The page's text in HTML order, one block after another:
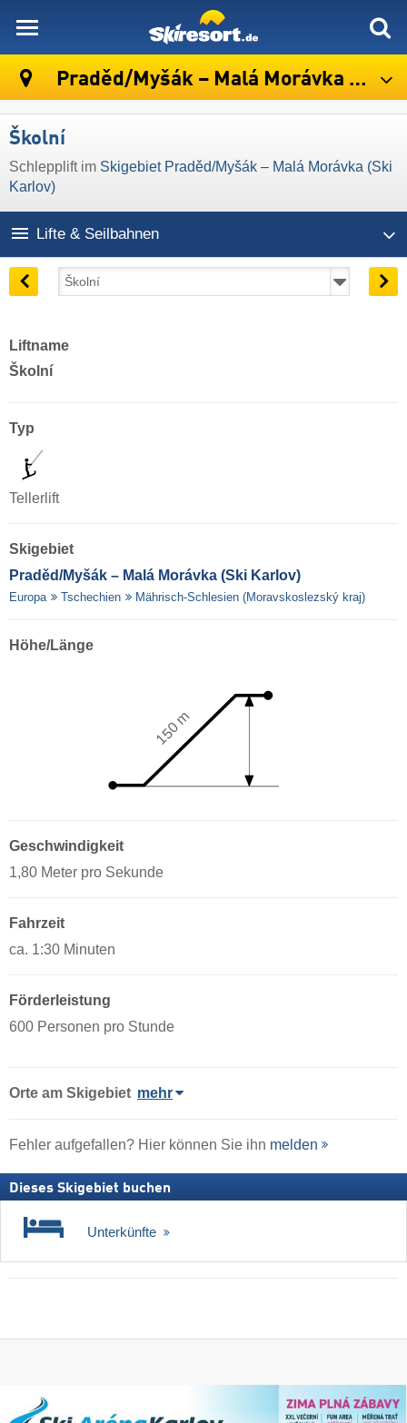
Praděd/​Myšák – Malá Morávka (Ski Karlov)
Školní
Schlepplift im Skigebiet Praděd/​Myšák – Malá Morávka (Ski
Karlov)
Lifte & Seilbahnen
Liftname
Školní
Typ
Tellerlift
Skigebiet
Praděd/​Myšák – Malá Morávka (Ski Karlov)
Europa Tschechien Mährisch-Schlesien (Moravskoslezský kraj)
Höhe/Länge
150 m
Geschwindigkeit
1,80 Meter pro Sekunde
Fahrzeit
ca. 1:30 Minuten
Förderleistung
600 Personen pro Stunde
Orte am Skigebiet mehr
Fehler aufgefallen? Hier können Sie ihn melden
Dieses Skigebiet buchen
Unterkünfte